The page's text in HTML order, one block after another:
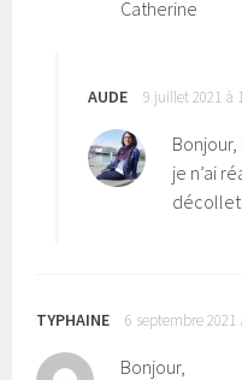
Catherine
AUDE 9 juillet 2021 à
je n’ai
TYPHAINE 6 septembre 2021
Bonjour,